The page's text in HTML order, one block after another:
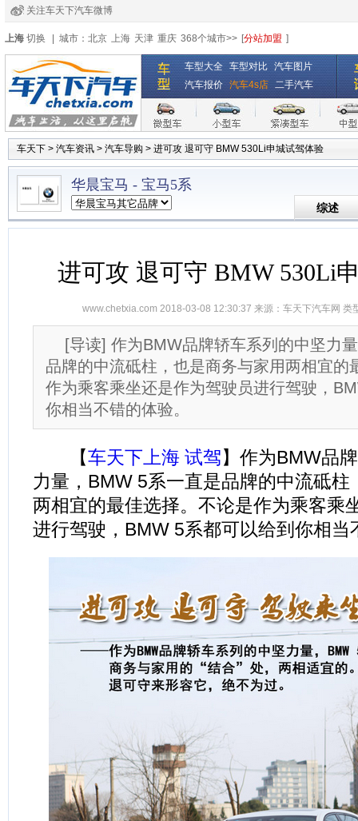
关注车天下汽车微博
经销商登录
注册 全国4s店
上海 切换 城市： 北京 上海 天津 重庆 368个城市>> [分站加盟 ]
车型大全 车型对比 汽车图片
汽车报价 汽车4s店 二手汽车
车天下 > 汽车资讯 > 汽车导购 > 进可攻 退可守 BMW 530Li申城试驾体验
华晨宝马 - 宝马5系
综述
进可攻 退可守 BMW 530Li
www.chetxia.com 2018-03-08 12:30:37 来源： 车天下汽车网 类
[导读] 作为BMW品牌轿车系列的中坚力
品牌的中流砥柱，也是商务与家用两相宜的
作为乘客乘坐还是作为驾驶员进行驾驶，
你相当不错的体验。
【车天下上海 试驾】作为BMW品
力量，BMW 5系一直是品牌的中流砥柱
两相宜的最佳选择。不论是作为乘客乘
进行驾驶，BMW 5系都可以给到你相当